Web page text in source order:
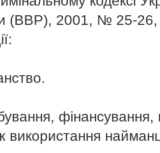
(ВВР), 2001, № 25-26,
фінансування,
використання